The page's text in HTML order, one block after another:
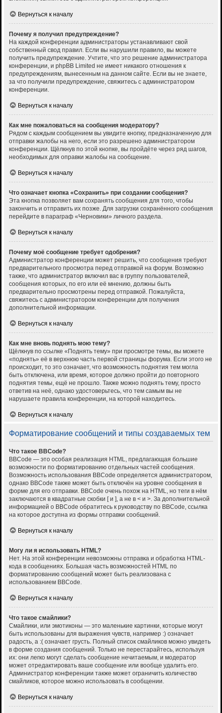
Вернуться к началу
Почему я получил предупреждение?
На каждой конференции администраторы устанавливают свой
собственный свод правил. Если вы нарушили правило, вы можете
получить предупреждение. Учтите, что это решение администратора
конференции, и phpBB Limited не имеет никакого отношения к
предупреждениям, вынесенным на данном сайте. Если вы не знаете,
за что получили предупреждение, свяжитесь с администратором
конференции.
Вернуться к началу
Как мне пожаловаться на сообщения модератору?
Рядом с каждым сообщением вы увидите кнопку, предназначенную для
отправки жалобы на него, если это разрешено администратором
конференции. Щёлкнув по этой кнопке, вы пройдёте через ряд шагов,
необходимых для оправки жалобы на сообщение.
Вернуться к началу
Что означает кнопка «Сохранить» при создании сообщения?
Эта кнопка позволяет вам сохранять сообщения для того, чтобы
закончить и отправить их позже. Для загрузки сохранённого сообщения
перейдите в параграф «Черновики» личного раздела.
Вернуться к началу
Почему моё сообщение требует одобрения?
Администратор конференции может решить, что сообщения требуют
предварительного просмотра перед отправкой на форум. Возможно
также, что администратор включил вас в группу пользователей,
сообщения которых, по его или её мнению, должны быть
предварительно просмотрены перед отправкой. Пожалуйста,
свяжитесь с администратором конференции для получения
дополнительной информации.
Вернуться к началу
Как мне вновь поднять мою тему?
Щёлкнув по ссылке «Поднять тему» при просмотре темы, вы можете
«поднять» её в верхнюю часть первой страницы форума. Если этого не
происходит, то это означает, что возможность поднятия тем могла
быть отключена, или время, которое должно пройти до повторного
поднятия темы, ещё не прошло. Также можно поднять тему, просто
ответив на неё, однако удостоверьтесь, что тем самым вы не
нарушаете правила конференции, на которой находитесь.
Вернуться к началу
Форматирование сообщений и типы создаваемых тем
Что такое BBCode?
BBCode — это особая реализация HTML, предлагающая большие
возможности по форматированию отдельных частей сообщения.
Возможность использования BBCode определяется администратором,
однако BBCode также может быть отключён на уровне сообщения в
форме для его отправки. BBCode очень похож на HTML, но теги в нём
заключаются в квадратные скобки [ и ], а не в < и >. За дополнительной
информацией о BBCode обратитесь к руководству по BBCode, ссылка
на которое доступна из формы отправки сообщений.
Вернуться к началу
Могу ли я использовать HTML?
Нет. На этой конференции невозможны отправка и обработка HTML-
кода в сообщениях. Большая часть возможностей HTML по
форматированию сообщений может быть реализована с
использованием BBCode.
Вернуться к началу
Что такое смайлики?
Смайлики, или эмотиконы — это маленькие картинки, которые могут
быть использованы для выражения чувств, например :) означает
радость, а :( означает грусть. Полный список смайликов можно увидеть
в форме создания сообщений. Только не перестарайтесь, используя
их: они легко могут сделать сообщение нечитаемым, и модератор
может отредактировать ваше сообщение или вообще удалить его.
Администратор конференции также может ограничить количество
смайликов, которое можно использовать в сообщении.
Вернуться к началу